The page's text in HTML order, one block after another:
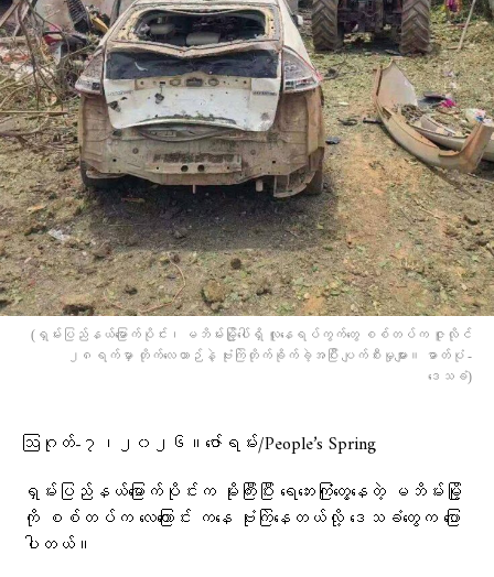
(ရှမ်းပြည်နယ်မြောက်ပိုင်း၊ မဘိမ်းမြို့ပေါ်ရှိ လူနေရပ်ကွက်တွေ စစ်တပ်က ဇူလိုင်
၂၈ရက်မှာ တိုက်လေယာဉ်နဲ့ ဗုံးကြဲတိုက်ခိုက်ခဲ့အပြီး ပျက်စီးမှုများ။ ဓာတ်ပုံ -
ဒေသခံ)
ဩဂုတ်-၇၊၂၀၂၆။ဇော်ရမ်း/People’s Spring
ရှမ်းပြည်နယ်မြောက်ပိုင်းက မိုးကြီးပြီး ရေဘေးကြုံတွေ့နေတဲ့ မဘိမ်းမြို့
ကို စစ်တပ်က လေကြောင်း ကနေ ဗုံးကြဲနေတယ်လို့ ဒေသခံတွေက ပြော
ပါတယ်။